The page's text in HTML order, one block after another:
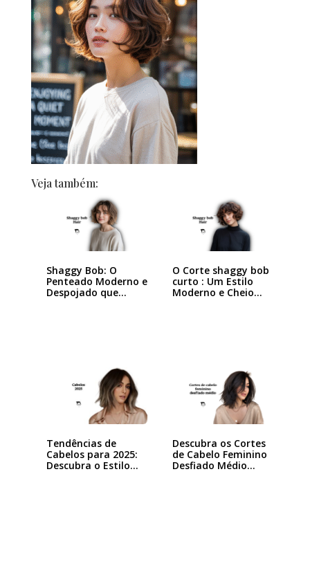
Veja também:
Shaggy Bob: O
Penteado Moderno e
Despojado que
O Corte shaggy bob
curto : Um Estilo
Moderno e Cheio…
Tendências de
Cabelos para 2025:
Descubra o Estilo…
Descubra os Cortes
de Cabelo Feminino
Desfiado Médio…